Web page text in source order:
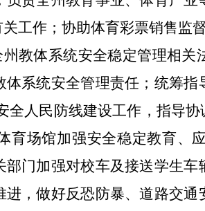
工作；协助体育彩票销售监督
教体系统安全稳定管理相关
系统安全管理责任；统筹
全人民防线建设工作，指导
育场馆加强安全稳定教育、
门加强对校车及接送学生
，做好反恐防暴、道路交通